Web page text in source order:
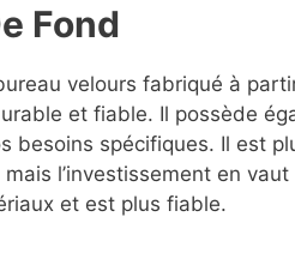
Fond
velours fabriqué à
et fiable. Il possède
besoins spécifiques. Il est
l’investissement en
et est plus fiable.